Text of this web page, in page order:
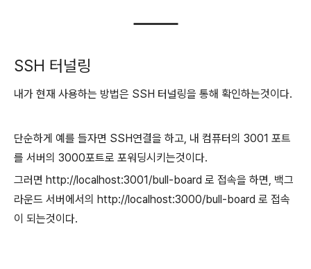
SSH 터널링
내가 현재 사용하는 방법은 SSH 터널링을 통해 확인하는것이다.
단순하게 예를 들자면 SSH연결을 하고, 내 컴퓨터의 3001 포트
를 서버의 3000포트로 포워딩시키는것이다.
그러면 http://localhost:3001/bull-board 로 접속을 하면, 백그
라운드 서버에서의 http://localhost:3000/bull-board 로 접속
이 되는것이다.